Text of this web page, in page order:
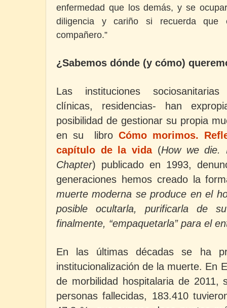
enfermedad que los demás, y se
diligencia y cariño si recuerda
compañero.”
¿Sabemos dónde (y cómo)
Las instituciones
clínicas, residencias- han
posibilidad de gestionar su propia
en su libroCómo morimos.
capítulo de la vida(How we die.
Chapter) publicado en 1993,
generaciones hemos creado la
muerte moderna se produce en el
posible ocultarla, purificarla de
finalmente, “empaquetarla” para el
En las últimas décadas se ha
institucionalización de la muerte. En
de morbilidad hospitalaria de 2011,
personas fallecidas, 183.410